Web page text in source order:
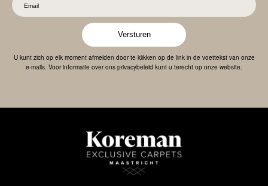
Versturen
U kunt zich op elk moment afmelden door te klikken op de link in de voettekst van onze
e-mails. Voor informatie over ons privacybeleid kunt u terecht op onze website.